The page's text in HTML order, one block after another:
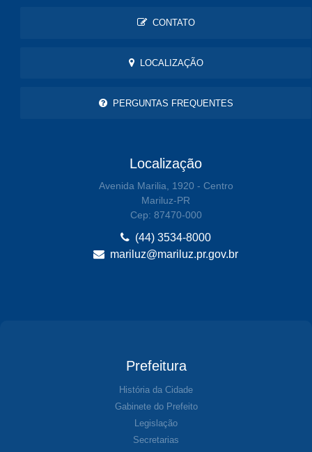
CONTATO
LOCALIZAÇÃO
PERGUNTAS FREQUENTES
Localização
Avenida Marilia, 1920 - Centro
Mariluz-PR
Cep: 87470-000
(44) 3534-8000
mariluz@mariluz.pr.gov.br
Prefeitura
História da Cidade
Gabinete do Prefeito
Legislação
Secretarias